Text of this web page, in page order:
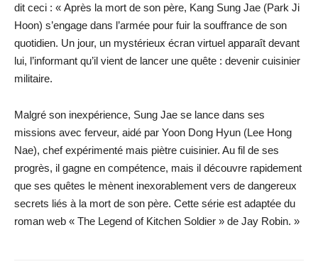
dit ceci : « Après la mort de son père, Kang Sung Jae (Park Ji
Hoon) s’engage dans l’armée pour fuir la souffrance de son
quotidien. Un jour, un mystérieux écran virtuel apparaît devant
lui, l’informant qu’il vient de lancer une quête : devenir cuisinier
militaire.
Malgré son inexpérience, Sung Jae se lance dans ses
missions avec ferveur, aidé par Yoon Dong Hyun (Lee Hong
Nae), chef expérimenté mais piètre cuisinier. Au fil de ses
progrès, il gagne en compétence, mais il découvre rapidement
que ses quêtes le mènent inexorablement vers de dangereux
secrets liés à la mort de son père. Cette série est adaptée du
roman web « The Legend of Kitchen Soldier » de Jay Robin. »